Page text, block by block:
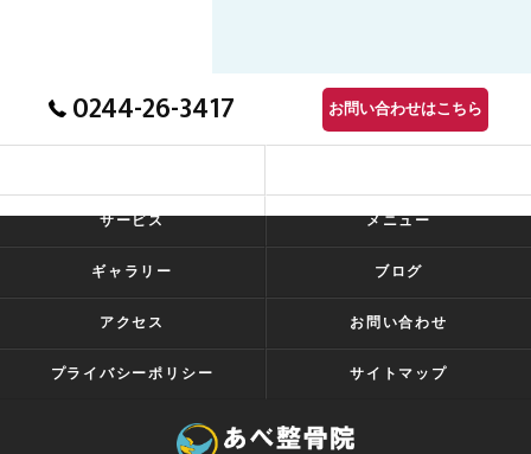
0244-26-3417 お問い合わせはこちら
サービス メニュー
ギャラリー ブログ
アクセス お問い合わせ
プライバシーポリシー サイトマップ